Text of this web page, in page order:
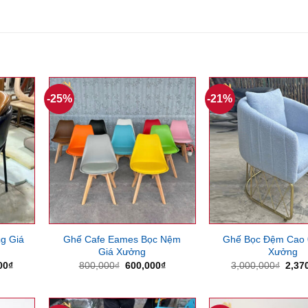
Giá
₫Giá
1,200,000₫.
-25%
Ghế Cafe Eames Bọc Nệm
Giá Xưởng
800,000₫ Giá
600,000₫Giá
600,000₫.
-21%
Ghế Bọc Đệm Cao
Xưởng
3,000,000₫ Giá